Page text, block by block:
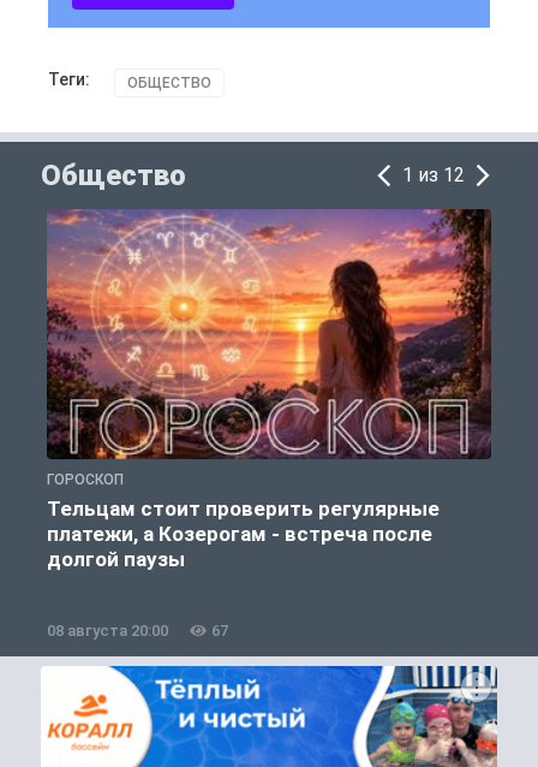
Теги: ОБЩЕСТВО
Общество 1 из 12
ГОРОСКОП
Тельцам стоит проверить регулярные
платежи, а Козерогам - встреча после
долгой паузы
08 августа 20:00 67